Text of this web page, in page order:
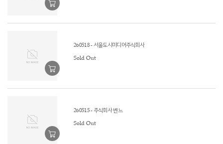
260518 - 서울도시미디어주식회사
Sold Out
260515 - 주식회사 쎈느
Sold Out